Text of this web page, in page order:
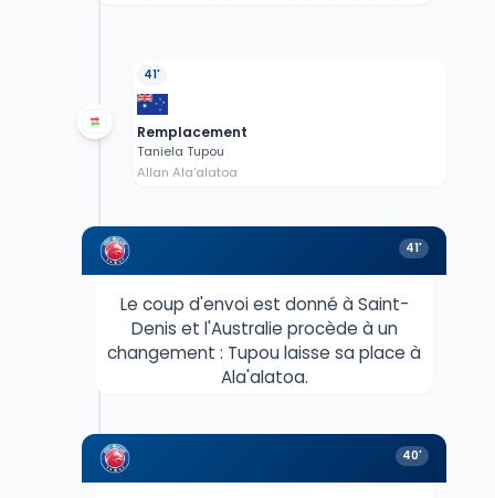
41'
Remplacement
Taniela Tupou
Allan Ala'alatoa
41'
Le coup d'envoi est donné à Saint-
Denis et l'Australie procède à un
changement : Tupou laisse sa place à
Ala'alatoa.
40'